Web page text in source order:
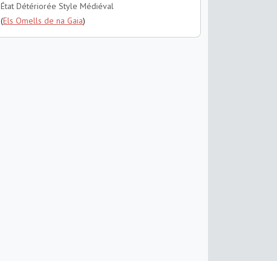
État Détériorée Style Médiéval
(Els Omells de na Gaia)